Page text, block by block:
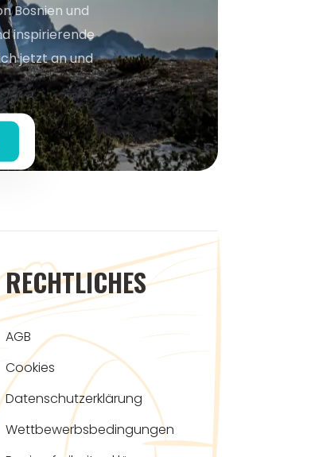
Bosnien und
inspirierende
jetzt an und
RECHTLICHES
AGB
Cookies
Datenschutzerklärung
Wettbewerbsbedingungen